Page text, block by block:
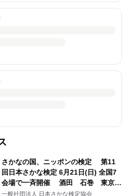
さかなの国、ニッポンの検定 第11
回日本さかな検定 6月21日(日) 全国7
会場で一斉開催 酒田 石巻 東京
静岡 名古屋 大阪 鹿児島
一般社団法人 日本さかな検定協会